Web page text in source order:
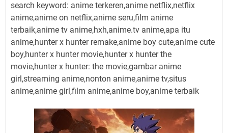
search keyword: anime terkeren,anime netflix,netflix
anime,anime on netflix,anime seru,film anime
terbaik,anime tv anime,hxh,anime.tv anime,apa itu
anime,hunter x hunter remake,anime boy cute,anime cute
boy,hunter x hunter movie,hunter x hunter the
movie,hunter x hunter: the movie,gambar anime
girl,streaming anime,nonton anime,anime tv,situs
anime,anime girl,film anime,anime boy,anime terbaik